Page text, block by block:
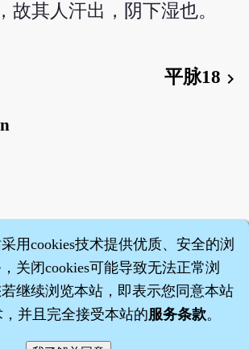
故其人汗出，阴下湿也。
平脉18 chevron_right
用cookies技术提供优质、安全的浏
关闭cookies可能导致无法正常浏
继续浏览本站，即表示您同意本站
，并且完全接受本站的服务条款。